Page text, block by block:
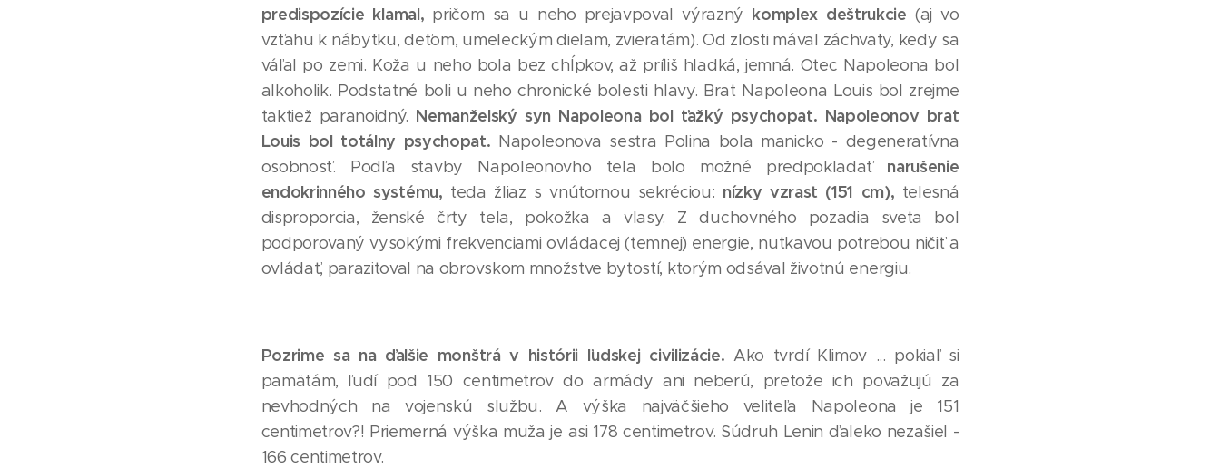
predispozície klamal, pričom sa u neho prejavpoval výrazný komplex deštrukcie (aj vo
vzťahu k nábytku, deťom, umeleckým dielam, zvieratám). Od zlosti mával záchvaty, kedy sa
váľal po zemi. Koža u neho bola bez chĺpkov, až príliš hladká, jemná. Otec Napoleona bol
alkoholik. Podstatné boli u neho chronické bolesti hlavy. Brat Napoleona Louis bol zrejme
taktiež paranoidný. Nemanželský syn Napoleona bol ťažký psychopat. Napoleonov brat
Louis bol totálny psychopat. Napoleonova sestra Polina bola manicko - degeneratívna
osobnosť. Podľa stavby Napoleonovho tela bolo možné predpokladať narušenie
endokrinného systému, teda žliaz s vnútornou sekréciou: nízky vzrast (151 cm), telesná
disproporcia, ženské črty tela, pokožka a vlasy. Z duchovného pozadia sveta bol
podporovaný vysokými frekvenciami ovládacej (temnej) energie, nutkavou potrebou ničiť a
ovládať, parazitoval na obrovskom množstve bytostí, ktorým odsával životnú energiu.
Pozrime sa na ďalšie monštrá v histórii ľudskej civilizácie.Ako tvrdí Klimov ... pokiaľ si
pamätám, ľudí pod 150 centimetrov do armády ani neberú, pretože ich považujú za
nevhodných na vojenskú službu. A výška najväčšieho veliteľa Napoleona je 151
centimetrov?! Priemerná výška muža je asi 178 centimetrov. Súdruh Lenin ďaleko nezašiel -
166 centimetrov.